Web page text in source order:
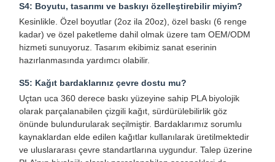
Tek kullanımlık kağıt kase
kağıt çorba bardağı
Saplı kağıt torba
Ekmek kağıt torbası
Yemek Kutusu
Özel fırın kutuları
S4: Boyutu, tasarımı ve baskıyı özelleştirebilir miyim?
Kesinlikle. Özel boyutlar (2oz ila 20oz), özel baskı (6 renge
kadar) ve özel paketleme dahil olmak üzere tam OEM/ODM
hizmeti sunuyoruz. Tasarım ekibimiz sanat eserinin
hazırlanmasında yardımcı olabilir.
S5: Kağıt bardaklarınız çevre dostu mu?
Uçtan uca 360 derece baskı yüzeyine sahip PLA biyolojik
olarak parçalanabilen çizgili kağıt, sürdürülebilirlik göz
önünde bulundurularak seçilmiştir. Bardaklarımız sorumlu
kaynaklardan elde edilen kağıtlar kullanılarak üretilmektedir
ve uluslararası çevre standartlarına uygundur. Talep üzerine